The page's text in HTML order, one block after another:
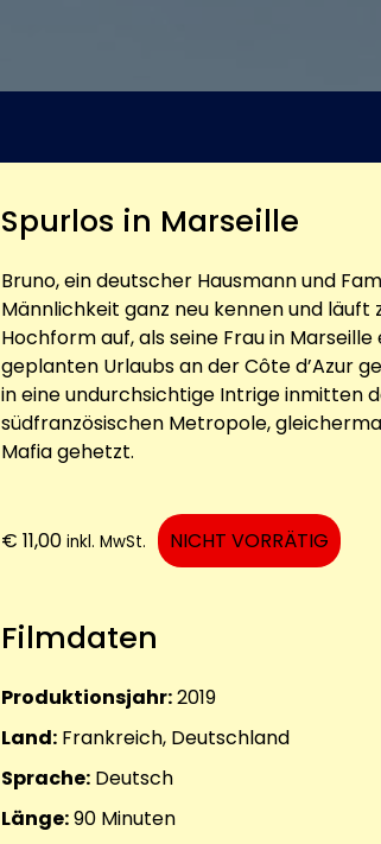
Spurlos in Marseille
Bruno, ein deutscher Hausmann und
Männlichkeit ganz neu kennen und läuft
Hochform auf, als seine Frau in
geplanten Urlaubs an der Côte d’Azur
in eine undurchsichtige Intrige inmitten
südfranzösischen Metropole,
Mafia gehetzt.
€ 11,00 inkl. MwSt. NICHT VORRÄTIG
Filmdaten
Produktionsjahr:2019
Land: Frankreich, Deutschland
Sprache: Deutsch
Länge:90 Minuten